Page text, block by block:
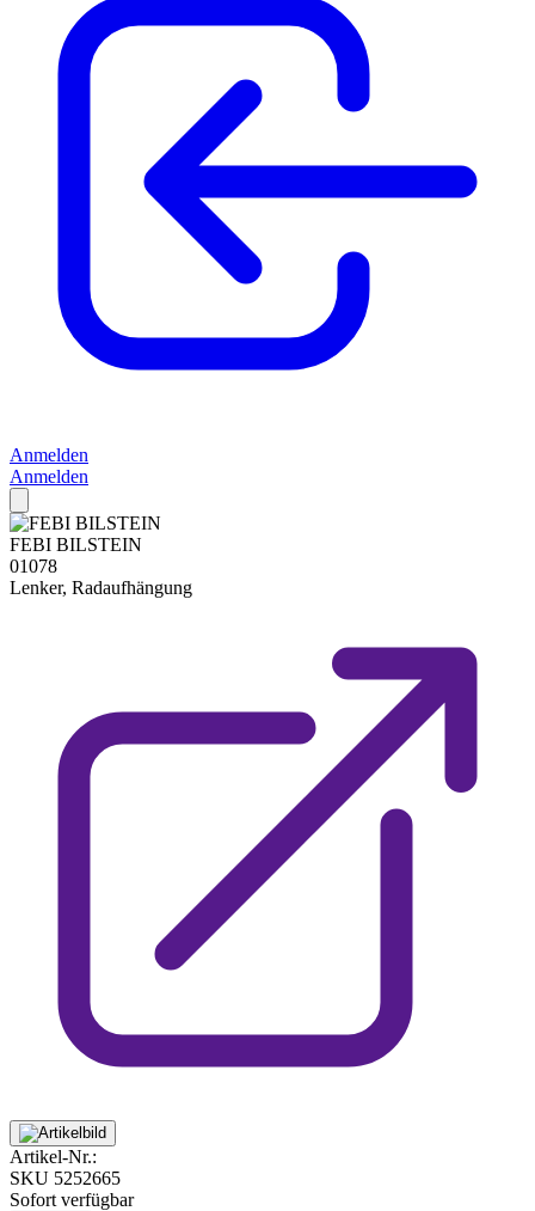
Anmelden
Anmelden
FEBI BILSTEIN
01078
Lenker, Radaufhängung
Artikel-Nr.:
SKU 5252665
Sofort verfügbar